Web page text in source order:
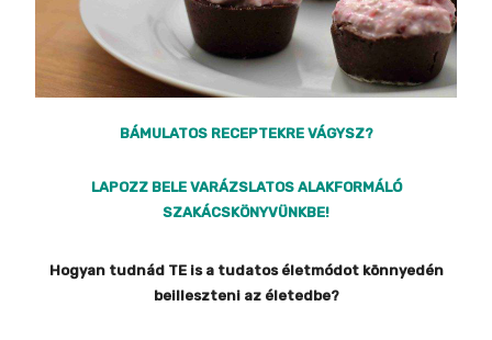
BÁMULATOS RECEPTEKRE VÁGYSZ?
LAPOZZ BELE VARÁZSLATOS ALAKFORMÁLÓ
SZAKÁCSKÖNYVÜNKBE!
Hogyan tudnád TE is a tudatos életmódot könnyedén
beilleszteni az életedbe?